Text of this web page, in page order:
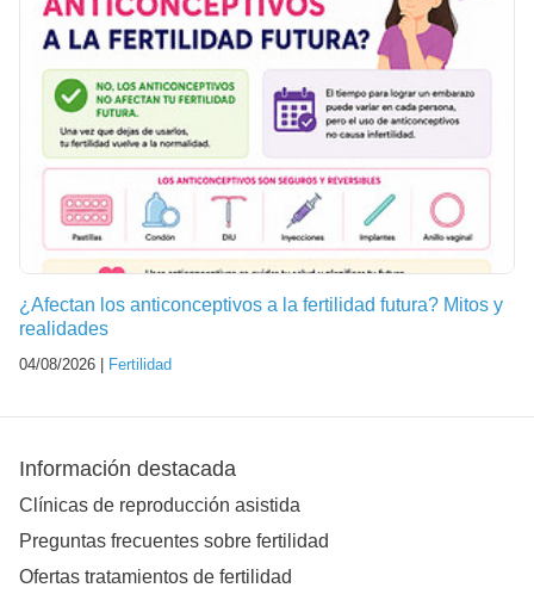
¿Afectan los anticonceptivos a la fertilidad futura? Mitos y
realidades
04/08/2026 | Fertilidad
Información destacada
Clínicas de reproducción asistida
Preguntas frecuentes sobre fertilidad
Ofertas tratamientos de fertilidad